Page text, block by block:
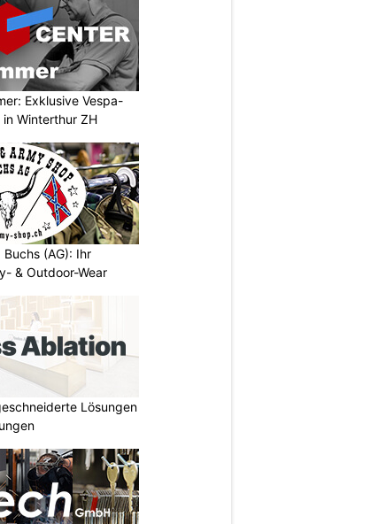
Exklusive Vespa-
Winterthur ZH
(AG): Ihr
& Outdoor-Wear
Lösungen